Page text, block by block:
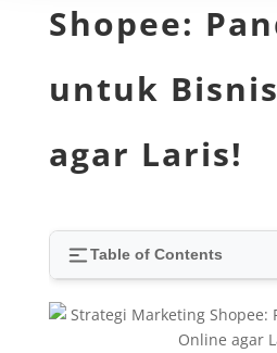
Shopee:
untuk
agar Laris!
Table of Contents